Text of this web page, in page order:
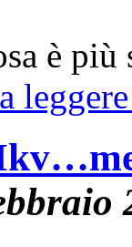
è più